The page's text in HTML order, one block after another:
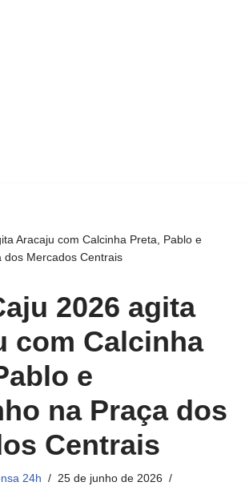
Aracaju com Calcinha Preta, Pablo e
dos Mercados Centrais
2026 agita
com Calcinha
e
na Praça dos
Centrais
24h
25 de junho de 2026